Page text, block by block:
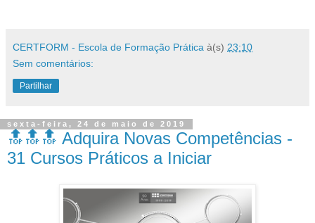
CERTFORM - Escola de Formação Prática à(s) 23:10
Sem comentários:
Partilhar
sexta-feira, 24 de maio de 2019
🔝🔝🔝 Adquira Novas Competências -
31 Cursos Práticos a Iniciar